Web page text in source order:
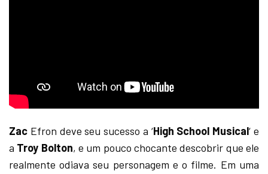
Zac Efron deve seu sucesso a ‘High School Musical‘ e
a Troy Bolton, e um pouco chocante descobrir que ele
realmente odiava seu personagem e o filme. Em uma